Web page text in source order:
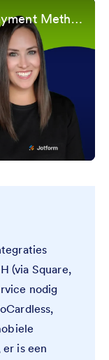
How to Accept Multiple Payment Methods With Jotform
(via Square,
nodig
is een